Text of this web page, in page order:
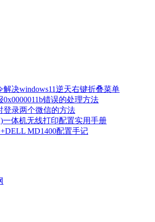
解决windows11逆天右键折叠菜单
错误的处理方法
登录两个微信的方法
)一体机无线打印配置实用手册
MD1400配置手记